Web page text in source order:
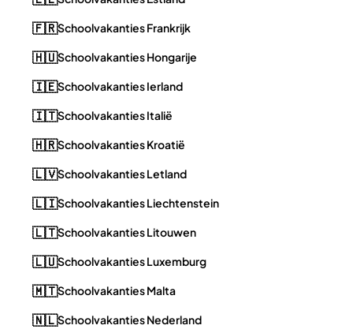
🇫🇷Schoolvakanties Frankrijk
🇭🇺Schoolvakanties Hongarije
🇮🇪Schoolvakanties Ierland
🇮🇹Schoolvakanties Italië
🇭🇷Schoolvakanties Kroatië
🇱🇻Schoolvakanties Letland
🇱🇮Schoolvakanties Liechtenstein
🇱🇹Schoolvakanties Litouwen
🇱🇺Schoolvakanties Luxemburg
🇲🇹Schoolvakanties Malta
🇳🇱Schoolvakanties Nederland